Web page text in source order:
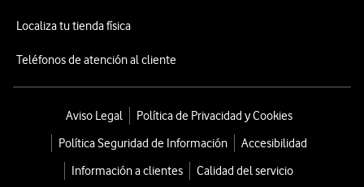
Localiza tu tienda física
Teléfonos de atención al cliente
Aviso Legal
Política de Privacidad y Cookies
Política Seguridad de Información
Accesibilidad
Información a clientes
Calidad del servicio